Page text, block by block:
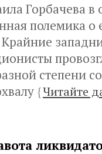
Горбачева в
полемика о
степени
{Читайте